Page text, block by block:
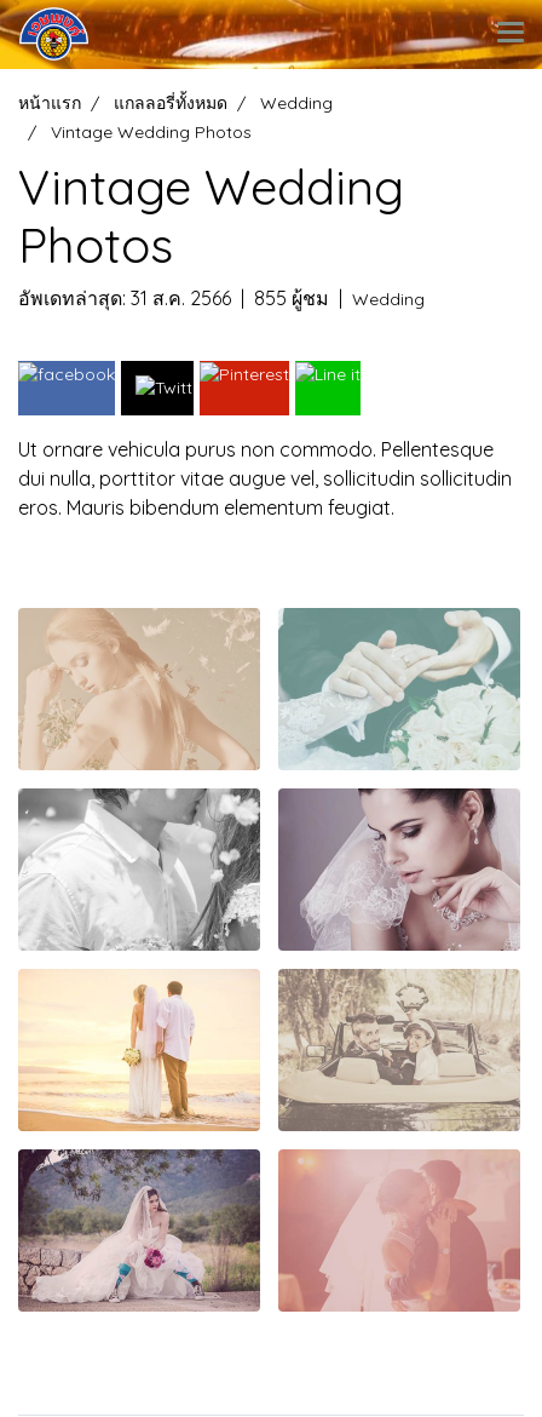
หน้าแรก แกลลอรี่ทั้งหมด
Wedding
Vintage Wedding Photos
Vintage Wedding
Photos
อัพเดทล่าสุด: 31 ส.ค. 2566 855 ผู้ชม Wedding
Ut ornare vehicula purus non commodo. Pellentesque
dui nulla, porttitor vitae augue vel, sollicitudin sollicitudin
eros. Mauris bibendum elementum feugiat.